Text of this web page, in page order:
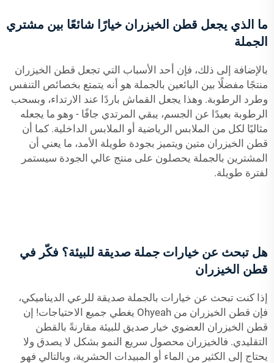
ما الذي يجعل قطن الخيزران خيارًا شائعًا بين مشتري
الجملة
بالإضافة إلى ذلك، فإن أحد الأسباب التي تجعل قطن الخيزران
منتجًا مفضلًا بين البائعين بالجملة هو أنه يتمتع بخصائص التنفس
وطرد الرطوبة. وهذا يجعل القماش باردًا عند الارتداء، وبسحب
الرطوبة بعيدًا عن الجسم، يبقي المرتدي جافًا - وهو ما يجعله
مثاليًا لكل من الملابس الرياضية أو الملابس الداخلية. كما أن
قطن الخيزران متين ويتميز بجودة طويلة الأمد، ما يعني أن
المشترين بالجملة يحصلون على منتج عالي الجودة سيستمر
لفترة طويلة.
هل تبحث عن خيارات جملة صديقة للبيئة؟ فكّر في
قطن الخيزران
إذا كنت تبحث عن خيارات بالجملة صديقة للرعي الديناميكي،
فإن قطن الخيزران من Ohyeah يغطي جميع الاحتياجات! إن
قطن الخيزران العضوي خيار صديق للبيئة مقارنةً بالقطن
التقليدي. فالخيزران محصول سريع النمو بشكل لا يصدق ولا
يحتاج إلى الكثير من الماء أو المبيدات الحشرية، وبالتالي فهو